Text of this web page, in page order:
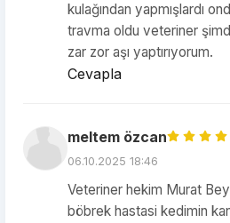
kulağından yapmışlardı
travma oldu veteriner
zar zor aşı yaptırıyorum.
Cevapla
meltem özcan
06.10.2025 18:46
Veteriner hekim Murat Bey
böbrek hastasi kedimin